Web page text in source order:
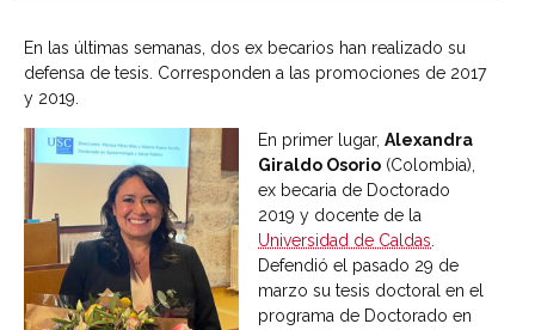
En las últimas semanas, dos ex becarios han realizado su
defensa de tesis. Corresponden a las promociones de 2017
y 2019.
En primer lugar, Alexandra
Giraldo Osorio (Colombia),
ex becaria de Doctorado
2019 y docente de la
Universidad de Caldas.
Defendió el pasado 29 de
marzo su tesis doctoral en el
programa de Doctorado en